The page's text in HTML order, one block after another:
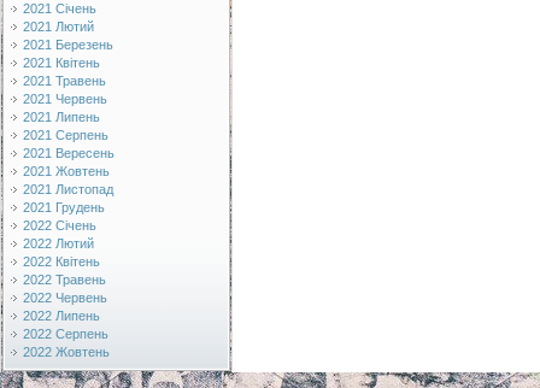
2021 Січень
2021 Лютий
2021 Березень
2021 Квітень
2021 Травень
2021 Червень
2021 Липень
2021 Серпень
2021 Вересень
2021 Жовтень
2021 Листопад
2021 Грудень
2022 Січень
2022 Лютий
2022 Квітень
2022 Травень
2022 Червень
2022 Липень
2022 Серпень
2022 Жовтень